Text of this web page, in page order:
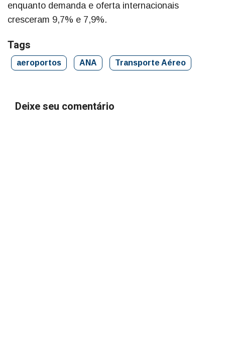
enquanto demanda e oferta internacionais
cresceram 9,7% e 7,9%.
Tags
aeroportos ANA Transporte Aéreo
Deixe seu comentário